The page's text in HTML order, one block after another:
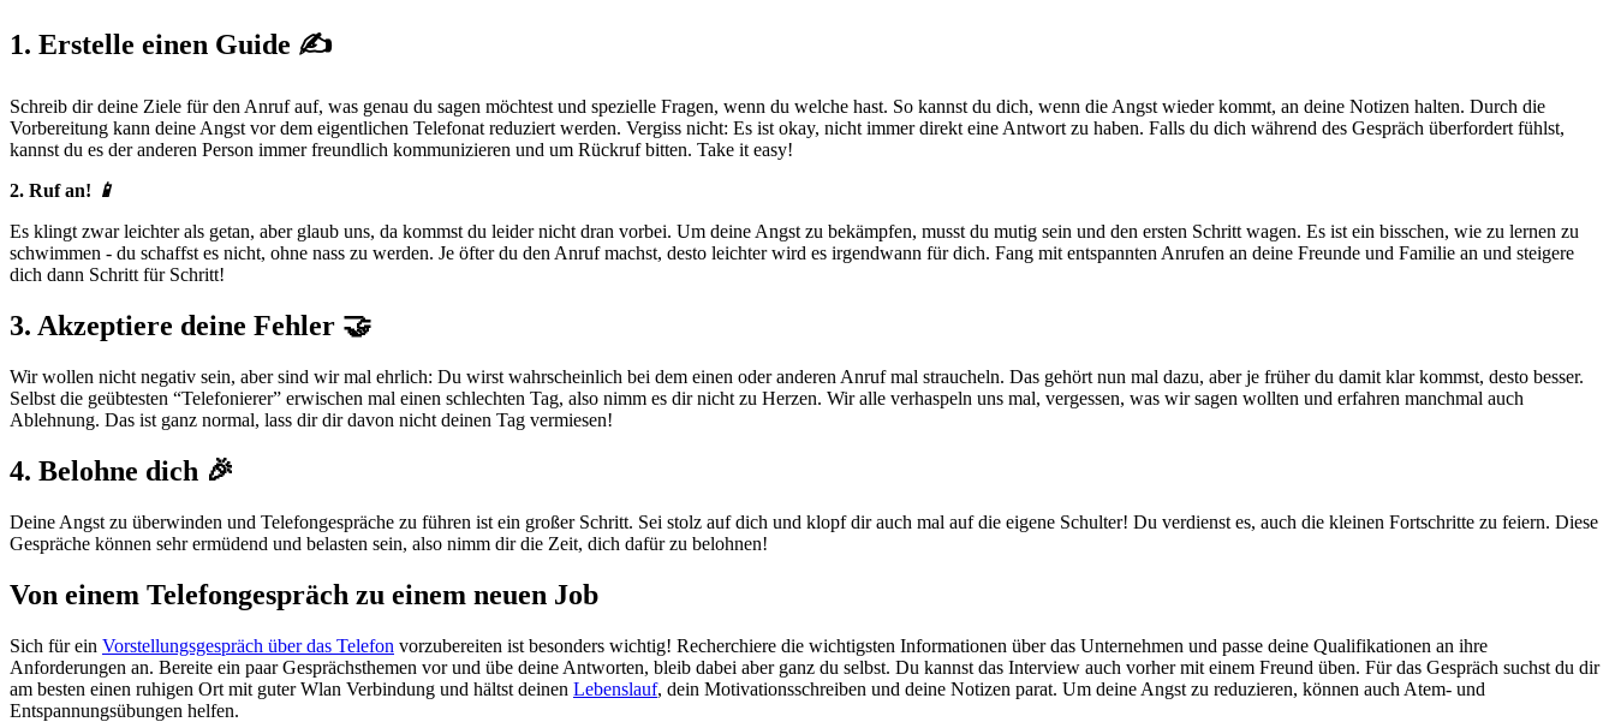
1. Erstelle einen Guide ✍️
Schreib dir deine Ziele für den Anruf auf, was genau du sagen möchtest und spezielle Fragen, wenn du welche hast. So kannst du dich, wenn die Angst wieder kommt, an deine Notizen halten. Durch die
Vorbereitung kann deine Angst vor dem eigentlichen Telefonat reduziert werden. Vergiss nicht: Es ist okay, nicht immer direkt eine Antwort zu haben. Falls du dich während des Gespräch überfordert fühlst,
kannst du es der anderen Person immer freundlich kommunizieren und um Rückruf bitten. Take it easy!
2. Ruf an! 📱
Es klingt zwar leichter als getan, aber glaub uns, da kommst du leider nicht dran vorbei. Um deine Angst zu bekämpfen, musst du mutig sein und den ersten Schritt wagen. Es ist ein bisschen, wie zu lernen zu
schwimmen - du schaffst es nicht, ohne nass zu werden. Je öfter du den Anruf machst, desto leichter wird es irgendwann für dich. Fang mit entspannten Anrufen an deine Freunde und Familie an und steigere
dich dann Schritt für Schritt!
3. Akzeptiere deine Fehler 🤝
Wir wollen nicht negativ sein, aber sind wir mal ehrlich: Du wirst wahrscheinlich bei dem einen oder anderen Anruf mal straucheln. Das gehört nun mal dazu, aber je früher du damit klar kommst, desto besser.
Selbst die geübtesten “Telefonierer” erwischen mal einen schlechten Tag, also nimm es dir nicht zu Herzen. Wir alle verhaspeln uns mal, vergessen, was wir sagen wollten und erfahren manchmal auch
Ablehnung. Das ist ganz normal, lass dir dir davon nicht deinen Tag vermiesen!
4. Belohne dich 🎉
Deine Angst zu überwinden und Telefongespräche zu führen ist ein großer Schritt. Sei stolz auf dich und klopf dir auch mal auf die eigene Schulter! Du verdienst es, auch die kleinen Fortschritte zu feiern. Diese
Gespräche können sehr ermüdend und belasten sein, also nimm dir die Zeit, dich dafür zu belohnen!
Von einem Telefongespräch zu einem neuen Job
Sich für ein Vorstellungsgespräch über das Telefon vorzubereiten ist besonders wichtig! Recherchiere die wichtigsten Informationen über das Unternehmen und passe deine Qualifikationen an ihre
Anforderungen an. Bereite ein paar Gesprächsthemen vor und übe deine Antworten, bleib dabei aber ganz du selbst. Du kannst das Interview auch vorher mit einem Freund üben. Für das Gespräch suchst du dir
am besten einen ruhigen Ort mit guter Wlan Verbindung und hältst deinen Lebenslauf, dein Motivationsschreiben und deine Notizen parat. Um deine Angst zu reduzieren, können auch Atem- und
Entspannungsübungen helfen.